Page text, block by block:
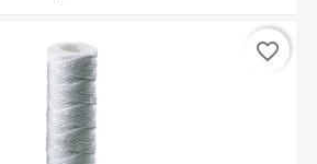
favorite_border